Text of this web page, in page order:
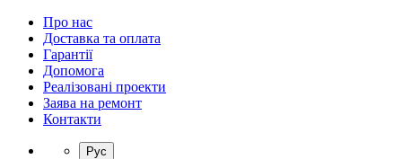
Про нас
Доставка та оплата
Гарантії
Допомога
Реалізовані проекти
Заява на ремонт
Контакти
Рус